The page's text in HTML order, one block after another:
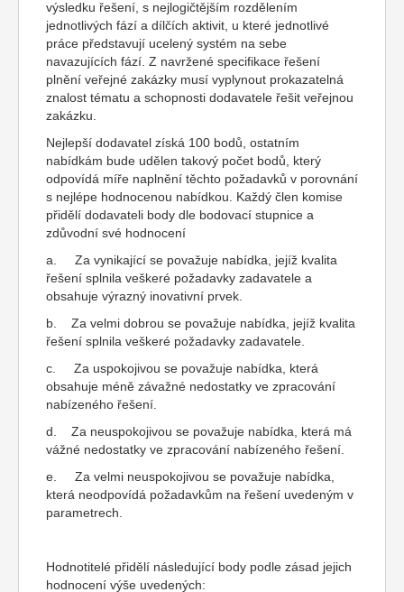
výsledku řešení, s nejlogičtějším rozdělením
jednotlivých fází a dílčích aktivit, u které jednotlivé
práce představují ucelený systém na sebe
navazujících fází. Z navržené specifikace řešení
plnění veřejné zakázky musí vyplynout prokazatelná
znalost tématu a schopnosti dodavatele řešit veřejnou
zakázku.
Nejlepší dodavatel získá 100 bodů, ostatním
nabídkám bude udělen takový počet bodů, který
odpovídá míře naplnění těchto požadavků v porovnání
s nejlépe hodnocenou nabídkou. Každý člen komise
přidělí dodavateli body dle bodovací stupnice a
zdůvodní své hodnocení
a. Za vynikající se považuje nabídka, jejíž kvalita
řešení splnila veškeré požadavky zadavatele a
obsahuje výrazný inovativní prvek.
b. Za velmi dobrou se považuje nabídka, jejíž kvalita
řešení splnila veškeré požadavky zadavatele.
c. Za uspokojivou se považuje nabídka, která
obsahuje méně závažné nedostatky ve zpracování
nabízeného řešení.
d. Za neuspokojivou se považuje nabídka, která má
vážné nedostatky ve zpracování nabízeného řešení.
e. Za velmi neuspokojivou se považuje nabídka,
která neodpovídá požadavkům na řešení uvedeným v
parametrech.
Hodnotitelé přidělí následující body podle zásad jejich
hodnocení výše uvedených: